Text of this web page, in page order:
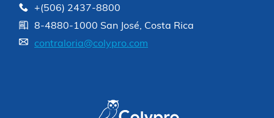
+(506) 2437-8800
8-4880-1000 San José, Costa Rica
contraloria@colypro.com